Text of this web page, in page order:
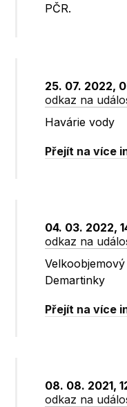
PČR.
25. 07. 2022,
odkaz na
Havárie vody
Přejít na více
04. 03. 2022,
odkaz na
Demartinky
Přejít na více
08. 08. 2021,
odkaz na